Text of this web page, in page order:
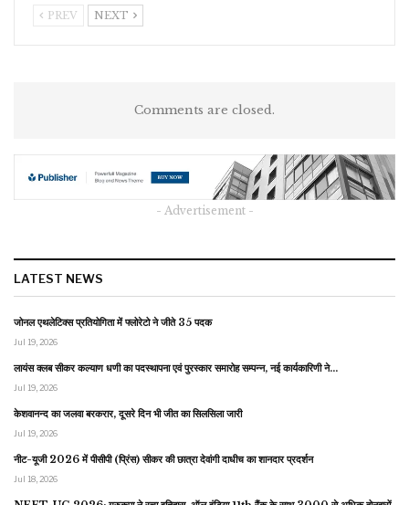
PREV NEXT
Comments are closed.
- Advertisement -
LATEST NEWS
जोनल एथलेटिक्स प्रतियोगिता में फ्लोरेटो ने जीते 35 पदक
Jul 19, 2026
लायंस क्लब सीकर कल्याण धणी का पदस्थापना एवं पुरस्कार समारोह सम्पन्न, नई कार्यकारिणी ने…
Jul 19, 2026
केशवानन्द का जलवा बरकरार, दूसरे दिन भी जीत का सिलसिला जारी
Jul 19, 2026
नीट-यूजी 2026 में पीसीपी (प्रिंस) सीकर की छात्रा देवांगी दाधीच का शानदार प्रदर्शन
Jul 18, 2026